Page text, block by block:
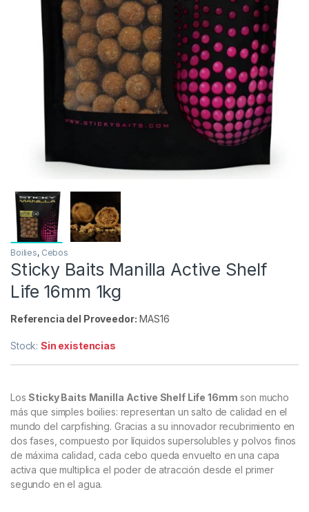
Boilies Cebos
Sticky Baits Manilla Active Shelf
Life 16mm 1kg
Referencia del Proveedor: